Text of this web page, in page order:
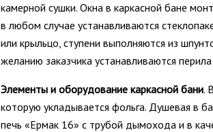
камерной сушки. Окна в каркасной бане
в любом случае устанавливаются
или крыльцо, ступени выполняются из
желанию заказчика устанавливаются
Элементы и оборудование каркасной бани.
которую укладывается фольга. Душевая в
печь «Ермак 16» с трубой дымохода и в